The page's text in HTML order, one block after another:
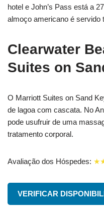
hotel e John’s Pass está a
almoço americano é servido
Clearwater
Suites on
O Marriott Suites on Sand
de lagoa com cascata. No
pode usufruir de uma
tratamento corporal.
Avaliação dos Hóspedes:
VERIFICAR